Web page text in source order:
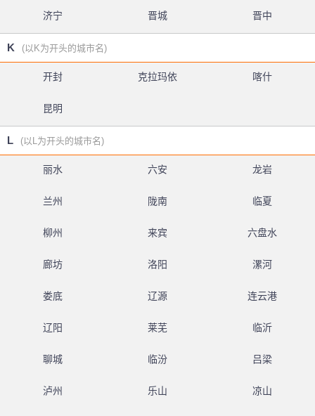
济宁 晋城 晋中
K (以K为开头的城市名)
开封 克拉玛依 喀什
昆明
L (以L为开头的城市名)
丽水 六安 龙岩
兰州 陇南 临夏
柳州 来宾 六盘水
廊坊 洛阳 漯河
娄底 辽源 连云港
辽阳 莱芜 临沂
聊城 临汾 吕梁
泸州 乐山 凉山